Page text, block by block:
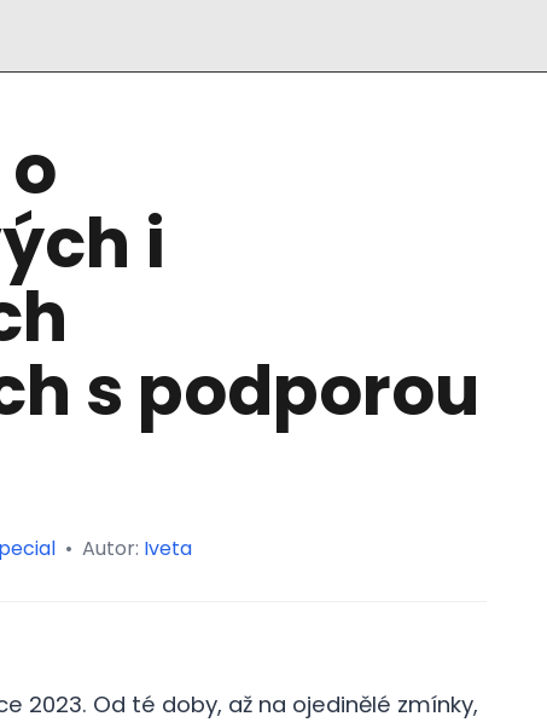
i
s podporou
• Autor: Iveta
2023. Od té doby, až na ojedinělé zmínky,